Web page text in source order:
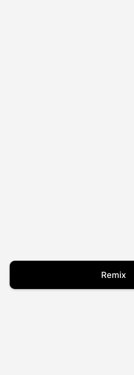
Remix